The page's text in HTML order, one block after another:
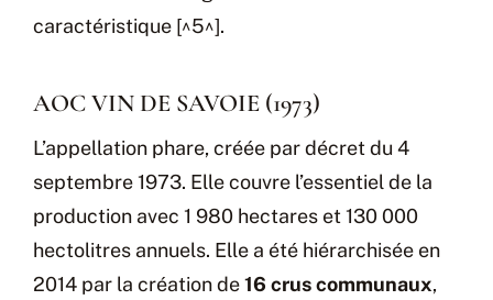
caractéristique [^5^].
AOC VIN DE SAVOIE (1973)
L’appellation phare, créée par décret du 4
septembre 1973. Elle couvre l’essentiel de la
production avec 1 980 hectares et 130 000
hectolitres annuels. Elle a été hiérarchisée en
2014 par la création de16 crus communaux,